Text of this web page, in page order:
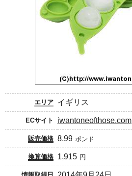
エリア イギリス
ECサイト iwantoneofthose.com
販売価格 8.99 ポンド
換算価格 1,915 円